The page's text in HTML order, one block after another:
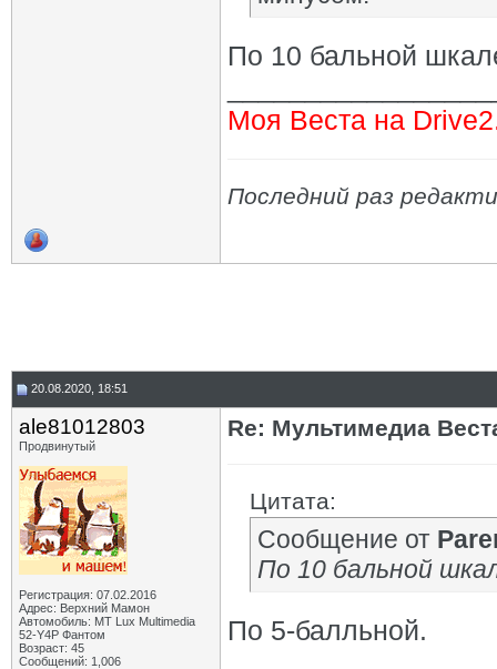
По 10 бальной
Моя Веста на
Последний раз
20.08.2020, 18:51
ale81012803
Продвинутый
Регистрация: 07.02.2016
Адрес: Верхний Мамон
Автомобиль: MT Lux Multimedia
52-Y4P Фантом
Возраст: 45
Сообщений: 1,006
Re: Мультимедиа
Цитата:
Сообщение от
По 10 бальной
По 5-балльной.